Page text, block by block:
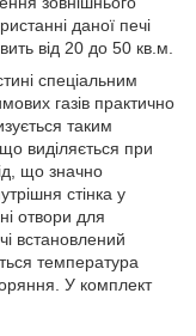
даної печі
від 20 до 50 кв.м.
спеціальним
газів практично
таким
виділяється при
що значно
стінка у
отвори для
встановлений
температура
У комплект